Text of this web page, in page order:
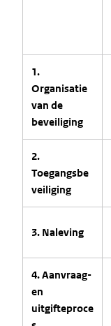
1.
Organisatie
van de
beveiliging
2.
Toegangsbe
veiliging
3. Naleving
4. Aanvraag-
en
uitgifteproce